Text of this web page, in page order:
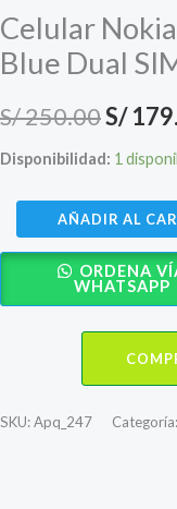
Celular
Blue Dual
S/250.00El
precio
era:
S/
S/
Disponibilidad: 1
Nokia
4G
Dual
AÑADIR AL
ORDENA
WHATSAPP
SKU:Apq_247 Categoría: